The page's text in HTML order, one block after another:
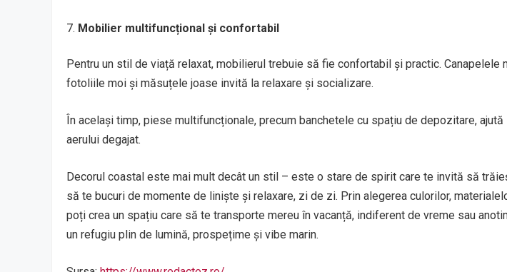
Mobilier multifuncțional și confortabil
Pentru un stil de viață relaxat, mobilierul trebuie să fie confortabil și practic. Canapelele
fotoliile moi și măsuțele joase invită la relaxare și socializare.
În același timp, piese multifuncționale, precum banchetele cu spațiu de depozitare,
aerului degajat.
Decorul coastal este mai mult decât un stil – este o stare de spirit care te invită să
să te bucuri de momente de liniște și relaxare, zi de zi. Prin alegerea culorilor,
poți crea un spațiu care să te transporte mereu în vacanță, indiferent de vreme sau
un refugiu plin de lumină, prospețime și vibe marin.